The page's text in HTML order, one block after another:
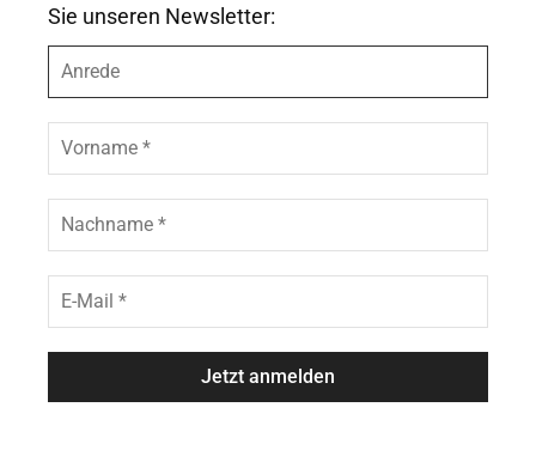
Sie unseren Newsletter:
r
e
e
r
n
m
c
h
a
M
a
l